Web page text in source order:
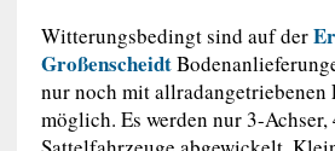
Witterungsbedingt sind auf der
Großenscheidt
nur noch mit allradangetriebenen
möglich. Es werden nur 3-Achser,